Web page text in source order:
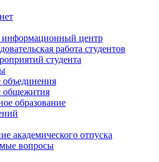
центр
работа студентов
студента
объединения
общежития
образование
академического отпуска
вопросы